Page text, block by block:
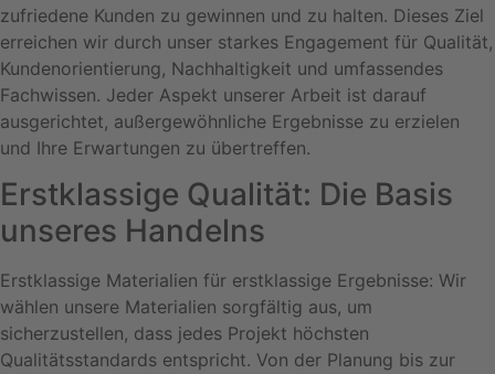
zufriedene Kunden zu gewinnen und zu halten. Dieses Ziel
erreichen wir durch unser starkes Engagement für Qualität,
Kundenorientierung, Nachhaltigkeit und umfassendes
Fachwissen. Jeder Aspekt unserer Arbeit ist darauf
ausgerichtet, außergewöhnliche Ergebnisse zu erzielen
und Ihre Erwartungen zu übertreffen.
Erstklassige Qualität: Die Basis
unseres Handelns
Erstklassige Materialien für erstklassige Ergebnisse: Wir
wählen unsere Materialien sorgfältig aus, um
sicherzustellen, dass jedes Projekt höchsten
Qualitätsstandards entspricht. Von der Planung bis zur